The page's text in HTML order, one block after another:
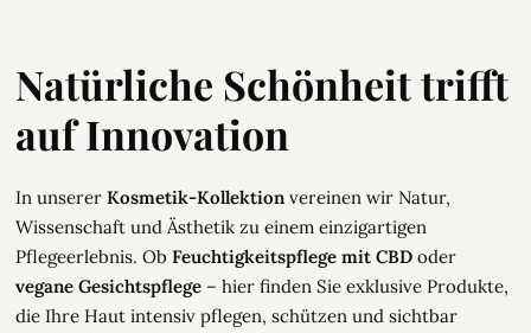
Natürliche Schönheit trifft
auf Innovation
In unserer Kosmetik-Kollektionvereinen wir Natur,
Wissenschaft und Ästhetik zu einem einzigartigen
Pflegeerlebnis. Ob Feuchtigkeitspflege mit CBDoder
vegane Gesichtspflege– hier finden Sie exklusive Produkte,
die Ihre Haut intensiv pflegen, schützen und sichtbar